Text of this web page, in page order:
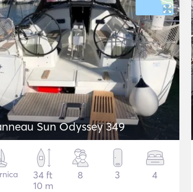
Sun Odyssey 349
34 ft
10 m
8 3 4